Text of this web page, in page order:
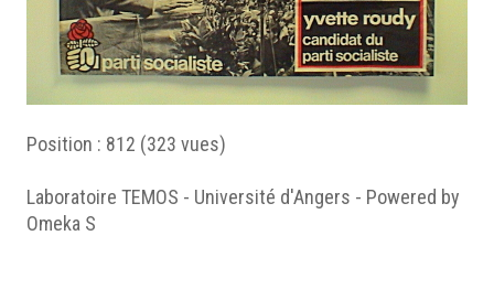
Position : 812 (323 vues)
Laboratoire TEMOS - Université d'Angers - Powered by
Omeka S